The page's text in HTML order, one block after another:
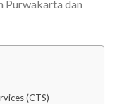
Purwakarta dan
(CTS)